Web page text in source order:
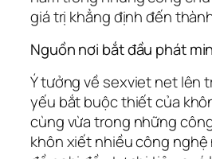
giá trị khẳng định đến
Nguồn nơi bắt đầu phát
Ý tưởng về sexviet net lên
yếu bắt buộc thiết của
cùng vừa trong những
khôn xiết nhiều công nghệ